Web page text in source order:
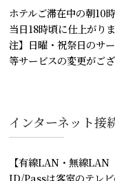
ホテルご滞在中の朝10
当日18時頃に仕上がりま
注】日曜・祝祭日のサ
等サービスの変更がご
インターネット接
【有線LAN・無線
ID/Passは客室のテレビ